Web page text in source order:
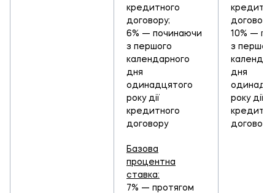
кредитного
договору;
6% — починаючи
з першого
календарного
дня
одинадцятого
року дії
кредитного
договору
Базова
процентна
ставка:
7% — протягом
договору
10% —
з
дня
року дії
договору